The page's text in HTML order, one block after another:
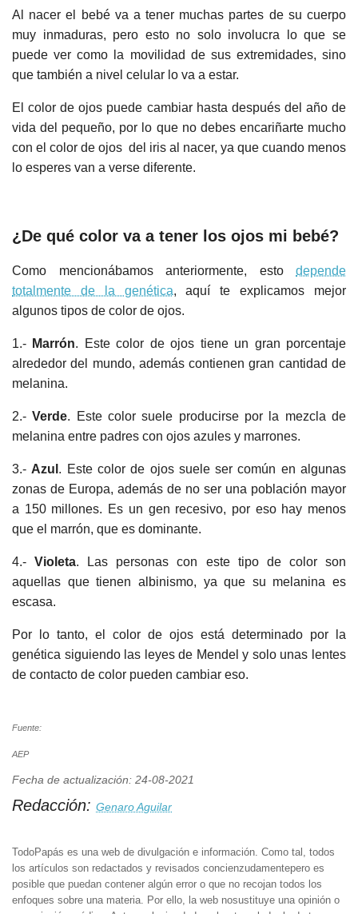
Al nacer el bebé va a tener muchas partes de su cuerpo
muy inmaduras, pero esto no solo involucra lo que se
puede ver como la movilidad de sus extremidades, sino
que también a nivel celular lo va a estar.
El color de ojos puede cambiar hasta después del año de
vida del pequeño, por lo que no debes encariñarte mucho
con el color de ojos del iris al nacer, ya que cuando menos
lo esperes van a verse diferente.
¿De qué color va a tener los ojos mi bebé?
Como mencionábamos anteriormente, esto depende
totalmente de la genética, aquí te explicamos mejor
algunos tipos de color de ojos.
1.- Marrón. Este color de ojos tiene un gran porcentaje
alrededor del mundo, además contienen gran cantidad de
melanina.
2.-Verde. Este color suele producirse por la mezcla de
melanina entre padres con ojos azules y marrones.
3.- Azul . Este color de ojos suele ser común en algunas
zonas de Europa, además de no ser una población mayor
a 150 millones. Es un gen recesivo, por eso hay menos
que el marrón, que es dominante.
4.-Violeta. Las personas con este tipo de color son
aquellas que tienen albinismo, ya que su melanina es
escasa.
Por lo tanto, el color de ojos está determinado por la
genética siguiendo las leyes de Mendel y solo unas lentes
de contacto de color pueden cambiar eso.
Fuente:
AEP
Fecha de actualización: 24-08-2021
Redacción: Genaro Aguilar
TodoPapás es una web de divulgación e información. Como tal, todos
los artículos son redactados y revisados concienzudamentepero es
posible que puedan contener algún error o que no recojan todos los
enfoques sobre una materia. Por ello, la web nosustituye una opinión o